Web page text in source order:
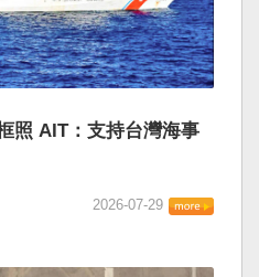
照 AIT：支持台灣海事
2026-07-29